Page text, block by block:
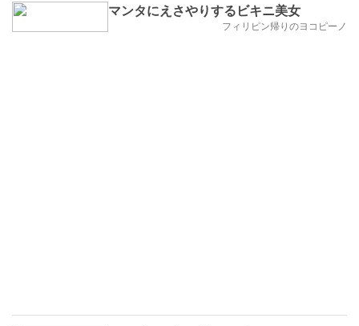
マンタにえさやりするビキニ美女
フィリピン帰りのヨコピーノ